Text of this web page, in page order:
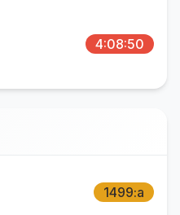
4:08:50
1499:a